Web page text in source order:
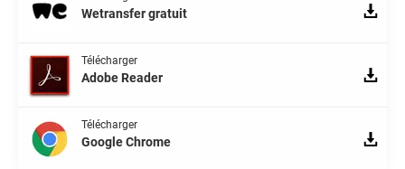
Wetransfer gratuit
Télécharger
Adobe Reader
Télécharger
Google Chrome